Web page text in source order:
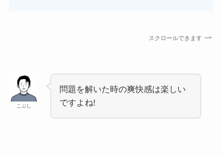
スクロールできます
こぶし
問題を解いた時の爽快感は楽しい
ですよね!